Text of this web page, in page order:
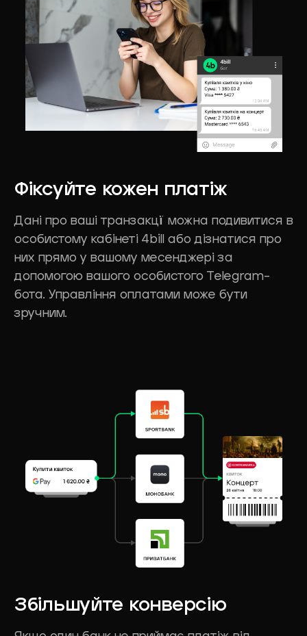
Фіксуйте кожен платіж
Дані про ваші транзакції можна подивитися в
особистому кабінеті 4bill або дізнатися про
них прямо у вашому месенджері за
допомогою вашого особистого Tеlegram-
бота. Управління оплатами може бути
зручним.
Збільшуйте конверсію